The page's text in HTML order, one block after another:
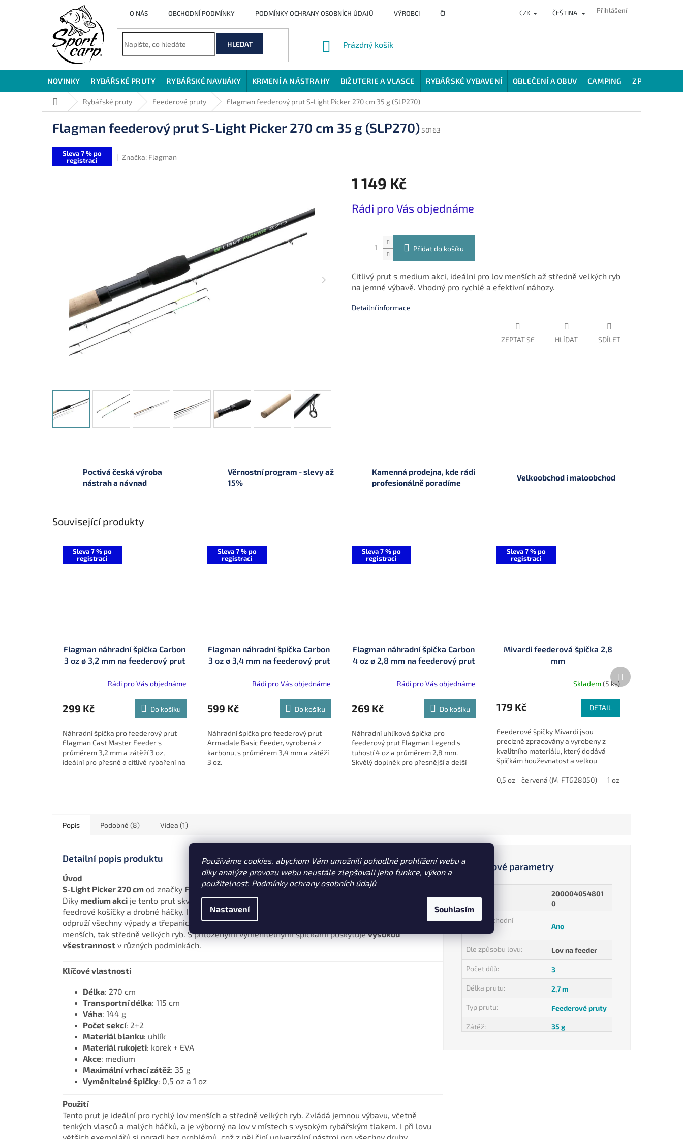
Používáme cookies, abychom Vám umožnili pohodlné prohlížení webu a
díky analýze provozu webu neustále zlepšovali jeho funkce, výkon a
použitelnost. Podmínky ochrany osobních údajů
Nastavení Souhlasím
O NÁS OBCHODNÍ PODMÍNKY PODMÍNKY OCHRANY OSOBNÍCH ÚDAJŮ VÝROBCI ČLÁNKY HODNOCENÍ OBCHODU VĚRNOSTNÍ
CZK ČEŠTINA Přihlášení
HLEDAT
NÁKUPNÍ
Prázdný košík
NOVINKY RYBÁŘSKÉ PRUTY RYBÁŘSKÉ NAVIJÁKY KRMENÍ A NÁSTRAHY BIŽUTERIE A VLASCE RYBÁŘSKÉ VYBAVENÍ OBLEČENÍ A OBUV CAMPING ZPŮSOBY
Domů Rybářské pruty Feederové pruty Flagman feederový prut S-Light Picker 270 cm 35 g (SLP270)
Flagman feederový prut S-Light Picker 270 cm 35 g (SLP270)50163
Sleva 7 % po
registraci
Značka: Flagman
1 149 Kč
cena:
Rádi pro Vás objednáme
Přidat do košíku
Citlivý prut s medium akcí, ideální pro lov menších až středně velkých ryb
na jemné výbavě. Vhodný pro rychlé a efektivní náhozy.
Detailní informace
ZEPTAT SE HLÍDAT SDÍLET
Poctivá česká výroba
nástrah a návnad
Věrnostní program - slevy až
15%
Kamenná prodejna, kde rádi
profesionálně poradíme
Velkoobchod i maloobchod
Související produkty
Sleva 7 % po
registraci
Flagman náhradní špička Carbon
3 oz ø 3,2 mm na feederový prut
Rádi pro Vás objednáme
299 Kč Do košíku
Náhradní špička pro feederový prut
Flagman Cast Master Feeder s
průměrem 3,2 mm a zátěží 3 oz,
ideální pro přesné a citlivé rybaření na
Sleva 7 % po
registraci
Flagman náhradní špička Carbon
3 oz ø 3,4 mm na feederový prut
(ARBFT3C)
Rádi pro Vás objednáme
599 Kč Do košíku
Náhradní špička pro feederový prut
Armadale Basic Feeder, vyrobená z
karbonu, s průměrem 3,4 mm a zátěží
3 oz.
Sleva 7 % po
registraci
Flagman náhradní špička Carbon
4 oz ø 2,8 mm na feederový prut
Rádi pro Vás objednáme
269 Kč Do košíku
Náhradní uhlíková špička pro
feederový prut Flagman Legend s
tuhostí 4 oz a průměrem 2,8 mm.
Skvělý doplněk pro přesnější a delší
Sleva 7 % po
registraci
Mivardi feederová špička 2,8
mm
Skladem(5 ks)
179 Kč DETAIL
Feederové špičky Mivardi jsou
precizně zpracovány a vyrobeny z
kvalitního materiálu, který dodává
špičkám houževnatost a velkou
0,5 oz - červená (M-FTG28050)
1 oz - žlutá (M-
Další
produkt
Popis Podobné (8) Videa (1)
Detailní popis produktu
Úvod
S-Light Picker 270 cm od značky Flagmanje feederový prut, který vyniká svou citlivostí a flexibilitou.
Díky medium akci je tento prut skvělou volbou pro rybáře, kteří používají jemné hlavní vlasce, lehké
feedrové košíčky a drobné háčky. I při lovu opatrných ryb zajistí
odpruží všechny výpady a třepanice od zdolávané ryby. Je to ideální nástroj pro rychlý lov, a to jak
menších, tak středně velkých ryb. S přiloženými vyměnitelnými špičkami poskytujevysokou
všestrannost v různých podmínkách.
Klíčové vlastnosti
Délka: 270 cm
Transportní délka: 115 cm
Váha: 144 g
Počet sekcí: 2+2
Materiál blanku: uhlík
Materiál rukojeti: korek + EVA
Akce: medium
Maximální vrhací zátěž: 35 g
Vyměnitelné špičky: 0,5 oz a 1 oz
Použití
Tento prut je ideální pro rychlý lov menších a středně velkých ryb. Zvládá jemnou výbavu, včetně
tenkých vlasců a malých háčků, a je výborný na lov v místech s vysokým rybářským tlakem. I při lovu
Doplňkové parametry
EAN:
200004054801
0
Velkoobchodní
Ano
Dle způsobu lovu: Lov na feeder
Počet dílů: 3
Délka prutu: 2,7 m
Typ prutu: Feederové pruty
Zátěž: 35 g